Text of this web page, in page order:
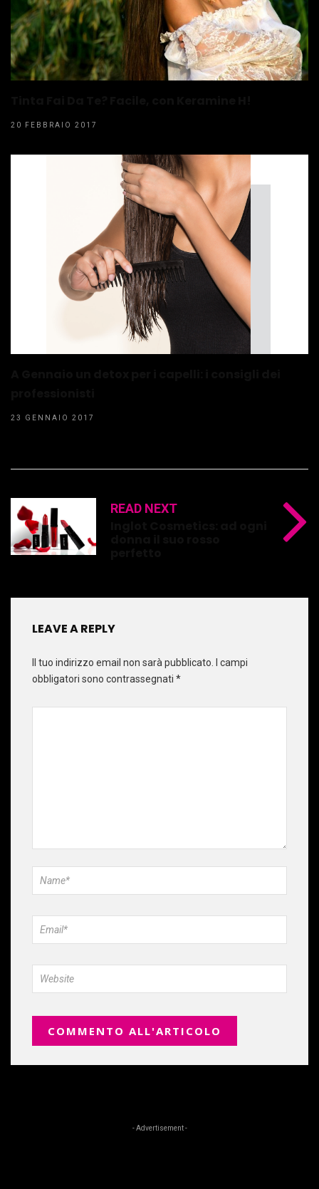
20 FEBBRAIO 2017
23 GENNAIO 2017
READ NEXT
LEAVE A REPLY
Il tuo indirizzo email non sarà pubblicato.
I campi
obbligatori sono contrassegnati *
- Advertisement -